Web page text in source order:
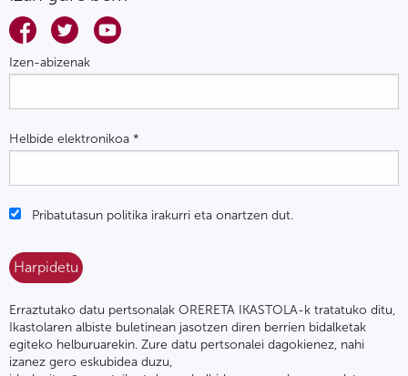
Izen-abizenak
Helbide elektronikoa *
Pribatutasun politika irakurri eta onartzen dut.
Erraztutako datu pertsonalak ORERETA IKASTOLA-k tratatuko ditu,
Ikastolaren albiste buletinean jasotzen diren berrien bidalketak
egiteko helburuarekin. Zure datu pertsonalei dagokienez, nahi
izanez gero eskubidea duzu,